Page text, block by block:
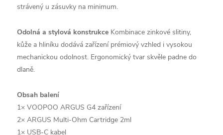
strávený u zásuvky na minimum.
Odolná a stylová konstrukce Kombinace zinkové slitiny,
kůže a hliníku dodává zařízení prémiový vzhled i vysokou
mechanickou odolnost. Ergonomický tvar skvěle padne do
dlaně.
Obsah balení
1× VOOPOO ARGUS G4 zařízení
2× ARGUS Multi-Ohm Cartridge 2ml
1× USB-C kabel